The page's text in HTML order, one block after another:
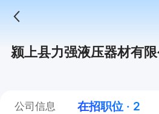
颍上县力强液压器材有限
公司信息 在招职位 · 2